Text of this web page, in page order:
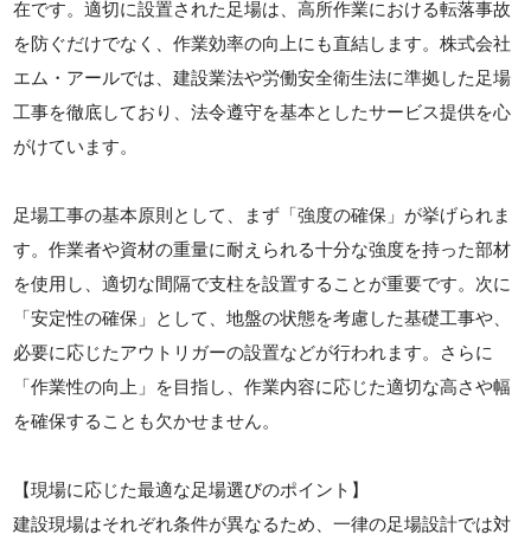
在です。適切に設置された足場は、高所作業における転落事故
を防ぐだけでなく、作業効率の向上にも直結します。株式会社
エム・アールでは、建設業法や労働安全衛生法に準拠した足場
工事を徹底しており、法令遵守を基本としたサービス提供を心
がけています。
足場工事の基本原則として、まず「強度の確保」が挙げられま
す。作業者や資材の重量に耐えられる十分な強度を持った部材
を使用し、適切な間隔で支柱を設置することが重要です。次に
「安定性の確保」として、地盤の状態を考慮した基礎工事や、
必要に応じたアウトリガーの設置などが行われます。さらに
「作業性の向上」を目指し、作業内容に応じた適切な高さや幅
を確保することも欠かせません。
【現場に応じた最適な足場選びのポイント】
建設現場はそれぞれ条件が異なるため、一律の足場設計では対